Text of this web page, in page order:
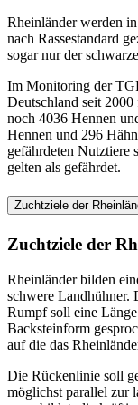
Rheinländer werden
nach Rassestandard
sogar nur der
Im Monitoring der
Deutschland seit
noch 4036 Hennen
Hennen und 296
gefährdeten Nutztiere
gelten als gefährdet.
Zuchtziele der
Zuchtziele der
Rheinländer bilden
schwere Landhühner.
Rumpf soll eine
Backsteinform
auf die das
Die Rückenlinie soll
möglichst parallel zur